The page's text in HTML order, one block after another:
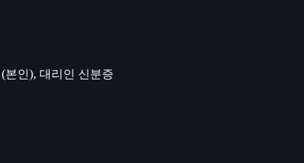
(본인 ), 대리인 신분증